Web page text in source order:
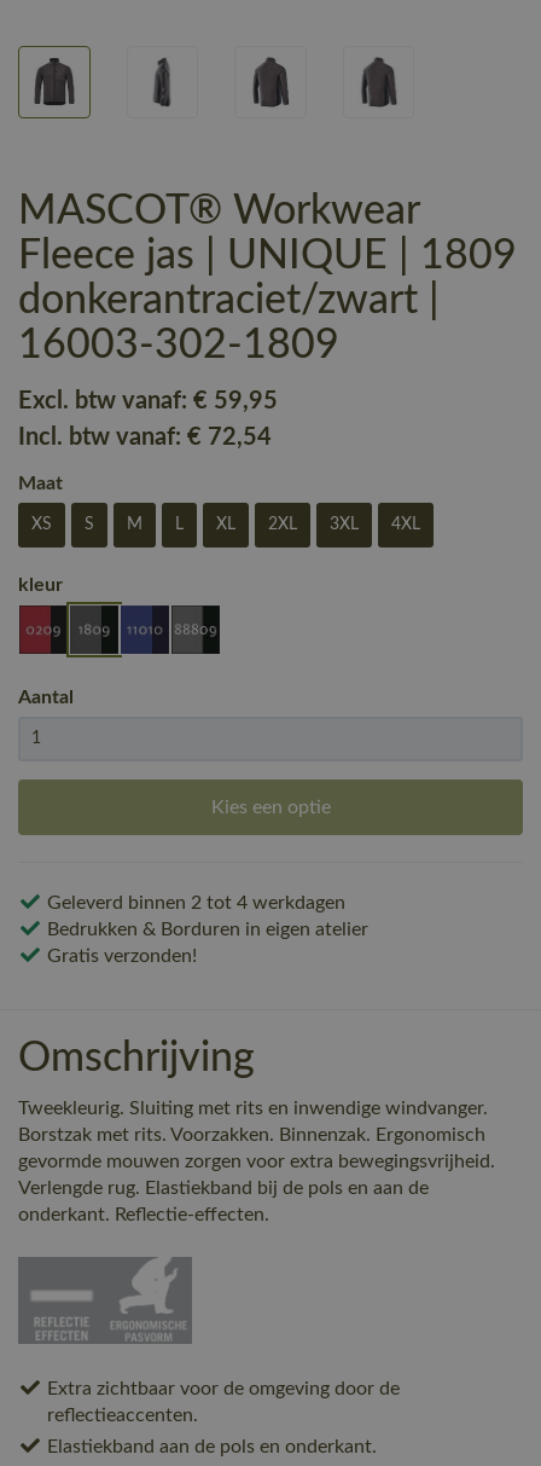
MASCOT® Workwear
Fleece jas | UNIQUE | 1809
donkerantraciet/zwart |
16003-302-1809
Excl. btw vanaf: € 59,95
Incl. btw vanaf: € 72,54
Maat
XS S M L XL 2XL 3XL 4XL
kleur
Aantal
Kies een optie
Geleverd binnen 2 tot 4 werkdagen
Bedrukken & Borduren in eigen atelier
Gratis verzonden!
Omschrijving
Tweekleurig. Sluiting met rits en inwendige windvanger.
Borstzak met rits. Voorzakken. Binnenzak. Ergonomisch
gevormde mouwen zorgen voor extra bewegingsvrijheid.
Verlengde rug. Elastiekband bij de pols en aan de
onderkant. Reflectie-effecten.
Extra zichtbaar voor de omgeving door de
reflectieaccenten.
Elastiekband aan de pols en onderkant.